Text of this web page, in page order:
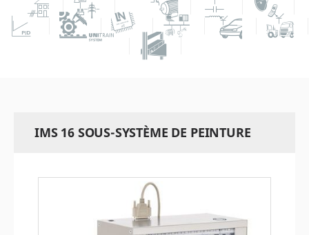
IMS 16 SOUS-SYSTÈME DE PEINTURE